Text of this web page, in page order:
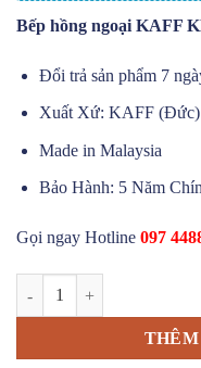
Bếp hồng ngoại KAFF
Đổi trả sản phẩm 7
Xuất Xứ: KAFF (Đức)
Made in Malaysia
Bảo Hành: 5 Năm
Gọi ngay Hotline 097